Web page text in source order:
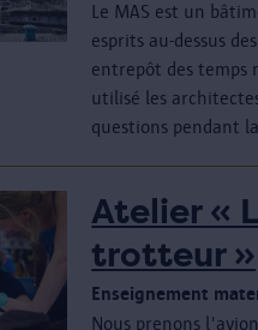
Le MAS est un
esprits au-dessus
entrepôt des temps
utilisé les
questions pendant
Atelier «
trotteur »
Enseignement
Nous prenons